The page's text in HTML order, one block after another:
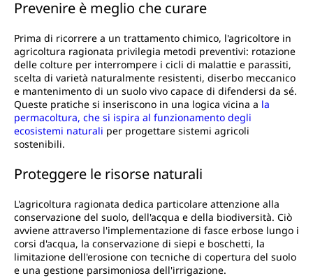
Prevenire è meglio che curare
Prima di ricorrere a un trattamento chimico, l'agricoltore in
agricoltura ragionata privilegia metodi preventivi: rotazione
delle colture per interrompere i cicli di malattie e parassiti,
scelta di varietà naturalmente resistenti, diserbo meccanico
e mantenimento di un suolo vivo capace di difendersi da sé.
Queste pratiche si inseriscono in una logica vicina a la
permacoltura, che si ispira al funzionamento degli
ecosistemi naturali per progettare sistemi agricoli
sostenibili.
Proteggere le risorse naturali
L'agricoltura ragionata dedica particolare attenzione alla
conservazione del suolo, dell'acqua e della biodiversità. Ciò
avviene attraverso l'implementazione di fasce erbose lungo i
corsi d'acqua, la conservazione di siepi e boschetti, la
limitazione dell'erosione con tecniche di copertura del suolo
e una gestione parsimoniosa dell'irrigazione.